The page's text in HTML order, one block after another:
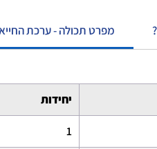
מפרט תכולה - ערכת
יחידות
1